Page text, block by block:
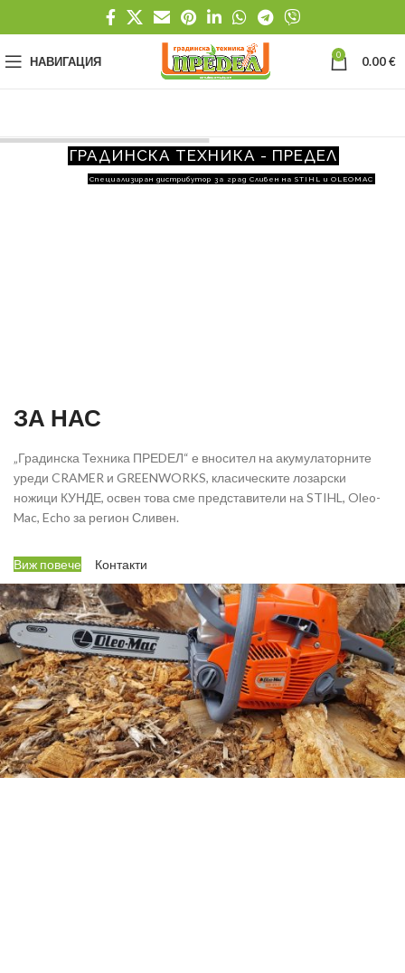
НАВИГАЦИЯ 0 0.00€
ГРАДИНСКА ТЕХНИКА - ПРЕДЕЛ
Специализиран дистрибутор за град Сливен на STIHL и OLEOMAC
ЗА НАС
„Градинска Техника ПРЕDЕЛ“ е вносител на акумулаторните
уреди CRAMER и GREENWORKS, класическите лозарски
ножици КУНДЕ, освен това сме представители на STIHL, Oleo-
Mac, Echo за регион Сливен.
Виж повече Контакти